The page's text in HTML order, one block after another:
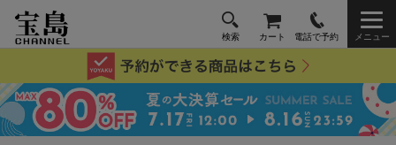
検索 カート 電話で予約 メニュー